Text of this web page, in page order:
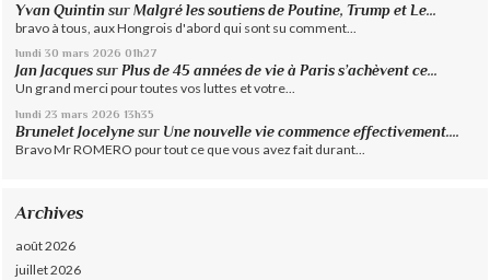
Yvan Quintin surMalgré les soutiens de Poutine, Trump et Le...
bravo à tous, aux Hongrois d'abord qui sont su comment...
lundi 30 mars 2026 01h27
Jan Jacques surPlus de 45 années de vie à Paris s’achèvent ce...
Un grand merci pour toutes vos luttes et votre...
lundi 23 mars 2026 13h35
Brunelet Jocelyne sur Une nouvelle vie commence effectivement....
Bravo Mr ROMERO pour tout ce que vous avez fait durant...
Archives
août 2026
juillet 2026